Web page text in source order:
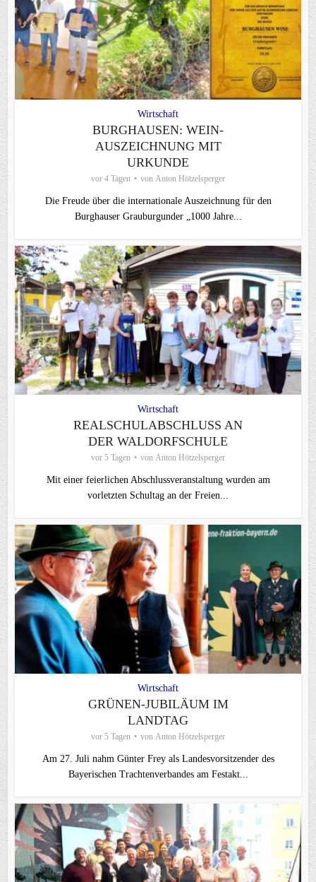
Wirtschaft
BURGHAUSEN: WEIN-
AUSZEICHNUNG MIT
URKUNDE
vor 4 Tagen von Anton Hötzelsperger
Die Freude über die internationale Auszeichnung für den
Burghauser Grauburgunder „1000 Jahre...
Wirtschaft
REALSCHULABSCHLUSS AN
DER WALDORFSCHULE
vor 5 Tagen von Anton Hötzelsperger
Mit einer feierlichen Abschlussveranstaltung wurden am
vorletzten Schultag an der Freien...
Wirtschaft
GRÜNEN-JUBILÄUM IM
LANDTAG
vor 5 Tagen von Anton Hötzelsperger
Am 27. Juli nahm Günter Frey als Landesvorsitzender des
Bayerischen Trachtenverbandes am Festakt...